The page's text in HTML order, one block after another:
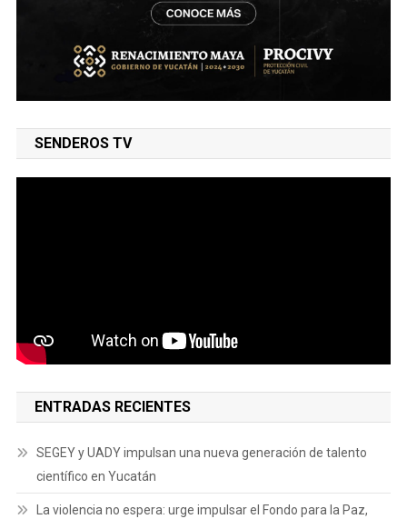
SENDEROS TV
ENTRADAS RECIENTES
SEGEY y UADY impulsan una nueva generación de talento
científico en Yucatán
La violencia no espera: urge impulsar el Fondo para la Paz,